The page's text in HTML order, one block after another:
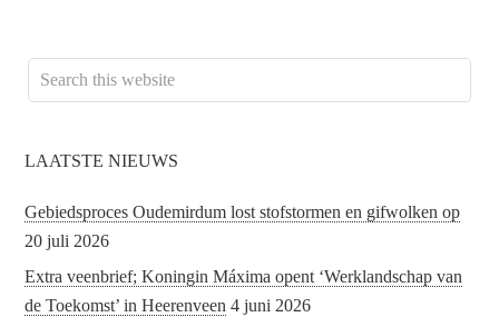
LAATSTE NIEUWS
Gebiedsproces Oudemirdum lost stofstormen en gifwolken op
20 juli 2026
Extra veenbrief; Koningin Máxima opent ‘Werklandschap van
de Toekomst’ in Heerenveen 4 juni 2026